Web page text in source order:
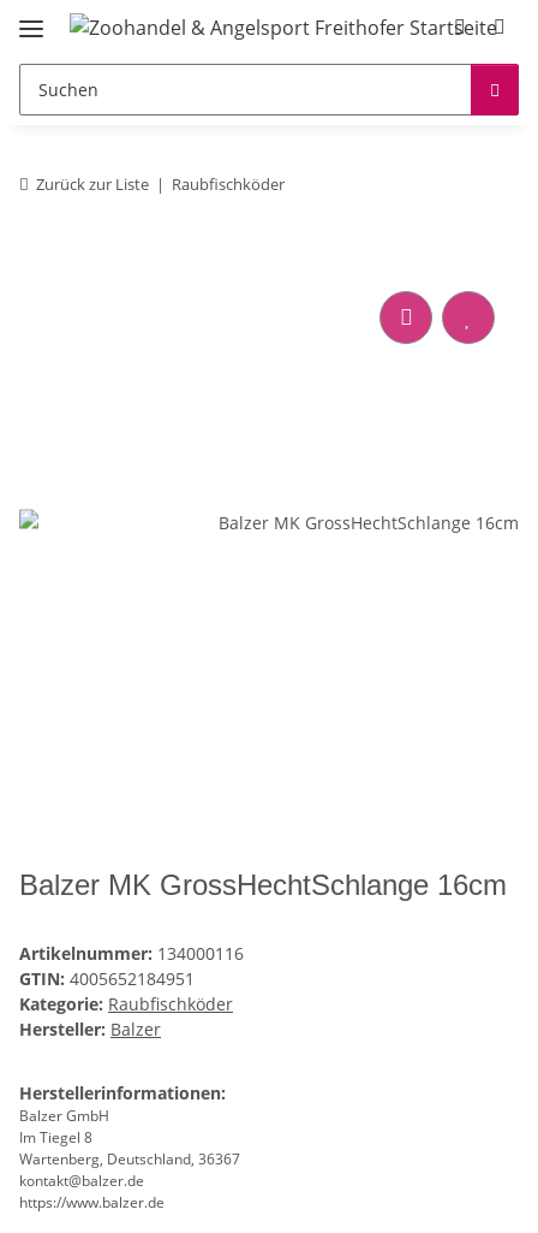
Zurück zur Liste Raubfischköder
Balzer MK GrossHechtSchlange 16cm
Artikelnummer: 134000116
GTIN: 4005652184951
Kategorie: Raubfischköder
Hersteller: Balzer
Herstellerinformationen:
Balzer GmbH
Im Tiegel 8
Wartenberg, Deutschland, 36367
kontakt@balzer.de
https://www.balzer.de